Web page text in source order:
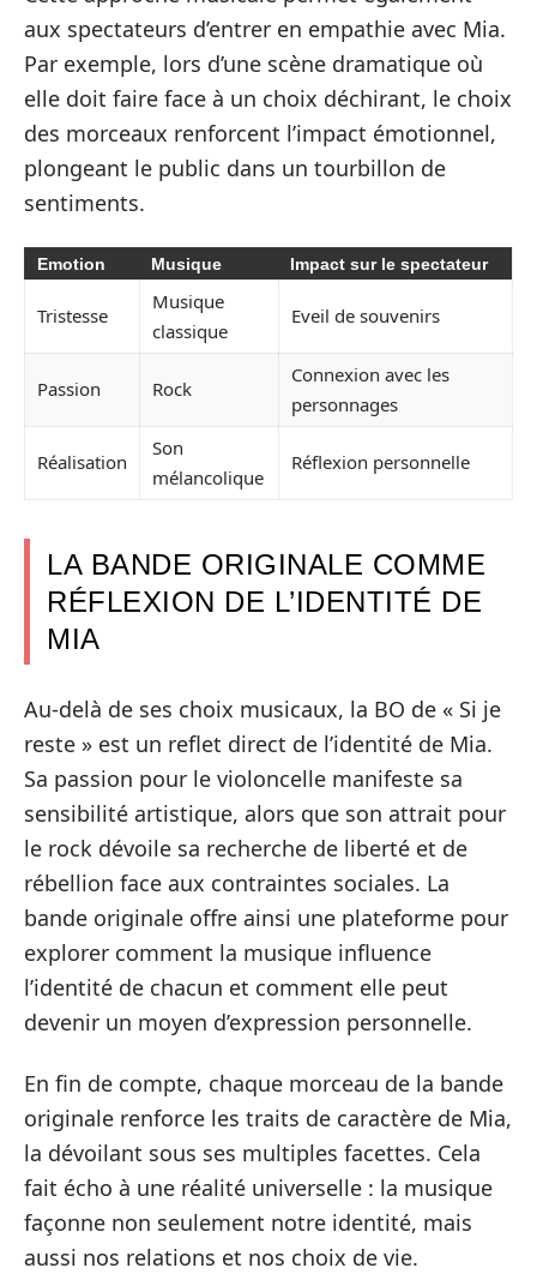
aux spectateurs d’entrer en empathie avec Mia.
Par exemple, lors d’une scène dramatique où
elle doit faire face à un choix déchirant, le choix
des morceaux renforcent l’impact émotionnel,
plongeant le public dans un tourbillon de
sentiments.
Emotion Musique Impact sur le spectateur
Tristesse
Musique
classique
Eveil de souvenirs
Passion Rock
Connexion avec les
personnages
Réalisation
Son
mélancolique
Réflexion personnelle
LA BANDE ORIGINALE COMME
RÉFLEXION DE L’IDENTITÉ DE
MIA
Au-delà de ses choix musicaux, la BO de « Si je
reste » est un reflet direct de l’identité de Mia.
Sa passion pour le violoncelle manifeste sa
sensibilité artistique, alors que son attrait pour
le rock dévoile sa recherche de liberté et de
rébellion face aux contraintes sociales. La
bande originale offre ainsi une plateforme pour
explorer comment la musique influence
l’identité de chacun et comment elle peut
devenir un moyen d’expression personnelle.
En fin de compte, chaque morceau de la bande
originale renforce les traits de caractère de Mia,
la dévoilant sous ses multiples facettes. Cela
fait écho à une réalité universelle : la musique
façonne non seulement notre identité, mais
aussi nos relations et nos choix de vie.